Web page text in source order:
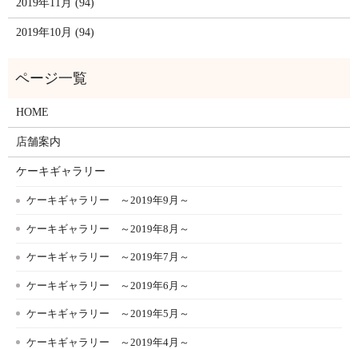
2019年11月 (94)
2019年10月 (94)
HOME
店舗案内
ケーキギャラリー
ケーキギャラリー ～2019年9月～
ケーキギャラリー ～2019年8月～
ケーキギャラリー ～2019年7月～
ケーキギャラリー ～2019年6月～
ケーキギャラリー ～2019年5月～
ケーキギャラリー ～2019年4月～